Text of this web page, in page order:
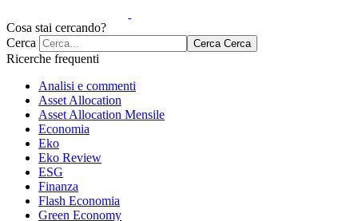
Cosa stai cercando?
Cerca
Cerca Cerca
Ricerche frequenti
Analisi e commenti
Asset Allocation
Asset Allocation Mensile
Economia
Eko
Eko Review
ESG
Finanza
Flash Economia
Green Economy